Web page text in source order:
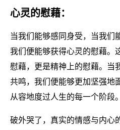
心灵的慰藉：
当我们能够感同身受，当我们
我们便能够获得心灵的慰藉。
慰藉，更是精神上的慰藉。当
共鸣，我们便能够更加坚强地
从容地度过人生的每一个阶段。
破外哭了，真实的情感与内心